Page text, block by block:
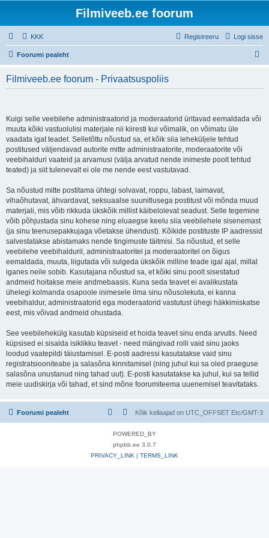
Filmiveeb.ee foorum
KKK Logi sisse
Registreeru
Foorumi pealeht
Filmiveeb.ee foorum - Privaatsuspoliis
Kuigi selle veebilehe administraatorid ja moderaatorid üritavad eemaldada või
muuta kõiki vastuolulisi materjale nii kiiresti kui võimalik, on võimatu üle
vaadata igat teadet. Selletõttu nõustud sa, et kõik siia leheküljele tehtud
postitused väljendavad autorite mitte administraatorite, moderaatorite või
veebihalduri vaateid ja arvamusi (välja arvatud nende inimeste poolt tehtud
teated) ja siit tulenevalt ei ole me nende eest vastutavad.
Sa nõustud mitte postitama ühtegi solvavat, roppu, labast, laimavat,
vihaõhutavat, ähvardavat, seksuaalse suunitlusega postitust või mõnda muud
materjali, mis võib rikkuda ükskõik millist käibelolevat seadust. Selle tegemine
võib põhjustada sinu kohese ning eluaegse keelu siia veebilehele sisenemast
(ja sinu teenusepakkujaga võetakse ühendust). Kõikide postituste IP aadressid
salvestatakse abistamaks nende tingimuste täitmisi. Sa nõustud, et selle
veebilehe veebihalduril, administraatoritel ja moderaatoritel on õigus
eemaldada, muuta, liigutada või sulgeda ükskõik milline teade igal ajal, millal
iganes neile sobib. Kasutajana nõustud sa, et kõiki sinu poolt sisestatud
andmeid hoitakse meie andmebaasis. Kuna seda teavet ei avalikustata
ühelegi kolmanda osapoole inimesele ilma sinu nõusolekuta, ei kanna
veebihaldur, administraatorid ega moderaatorid vastutust ühegi häkkimiskatse
eest, mis võivad andmeid ohustada.
See veebilehekülg kasutab küpsiseid et hoida teavet sinu enda arvutis. Need
küpsised ei sisalda isiklikku teavet - need mängivad rolli vaid sinu jaoks
loodud vaatepildi täiustamisel. E-posti aadressi kasutatakse vaid sinu
registratsiooniteabe ja salasõna kinnitamisel (ning juhul kui sa oled praeguse
salasõna unustanud ning tahad uut). E-posti kasutatakse ka juhul, kui sa tellid
meie uudiskirja või tahad, et sind mõne foorumiteema uuenemisel teavitataks.
Foorumi pealeht Kõik kellaajad on UTC_OFFSET Etc/GMT-3
POWERED_BY
phpbb.ee 3.0.7
PRIVACY_LINK | TERMS_LINK